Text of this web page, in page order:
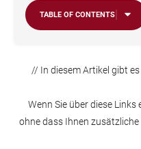
TABLE OF CONTENTS
// In diesem Artikel gibt
Wenn Sie über diese
ohne dass Ihnen